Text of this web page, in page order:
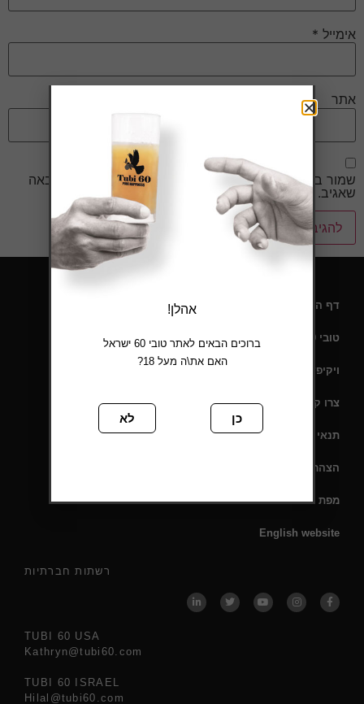
אימייל *
אתר
שמור בדפדפן זה את השם, האימייל והאתר שלי לפעם הבאה
שאגיב.
רשתות חברתיות
TUBI 60 USA
Kathryn@tubi60.com
TUBI 60 ISRAEL
Hilal@tubi60.com
דף הבית
טובי 60 – תעודת כשרות
ויקיפדיה
צרו קשר
תנאי שימוש
הצהרת נגישות
מפת אתר
English website
אהלן!
ברוכים הבאים לאתר טובי 60 ישראל
האם את\ה מעל 18?
כן לא